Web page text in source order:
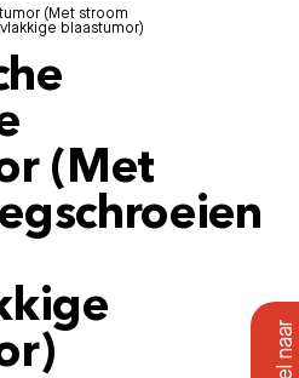
(Met stroom
blaastumor)
(Met